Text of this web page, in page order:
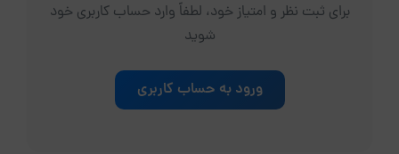
برای ثبت نظر و امتیاز خود، لطفاً وارد حساب کاربری خود
شوید
ورود به حساب کاربری